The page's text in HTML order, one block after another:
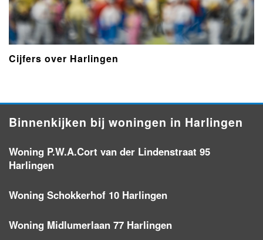
Cijfers over Harlingen
Binnenkijken bij woningen in Harlingen
Woning P.W.A.Cort van der Lindenstraat 95
Harlingen
Woning Schokkerhof 10 Harlingen
Woning Midlumerlaan 77 Harlingen